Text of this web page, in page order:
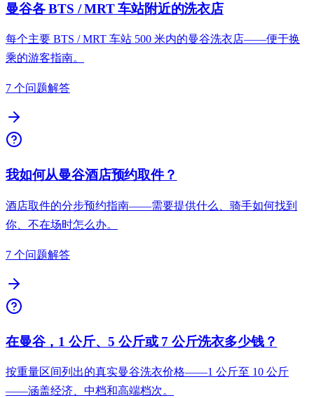
曼谷各 BTS / MRT 车站附近的洗衣店
每个主要 BTS / MRT 车站 500 米内的曼谷洗衣店——便于换
乘的游客指南。
7 个问题解答
我如何从曼谷酒店预约取件？
酒店取件的分步预约指南——需要提供什么、骑手如何找到
你、不在场时怎么办。
7 个问题解答
在曼谷，1 公斤、5 公斤或 7 公斤洗衣多少钱？
按重量区间列出的真实曼谷洗衣价格——1 公斤至 10 公斤
——涵盖经济、中档和高端档次。